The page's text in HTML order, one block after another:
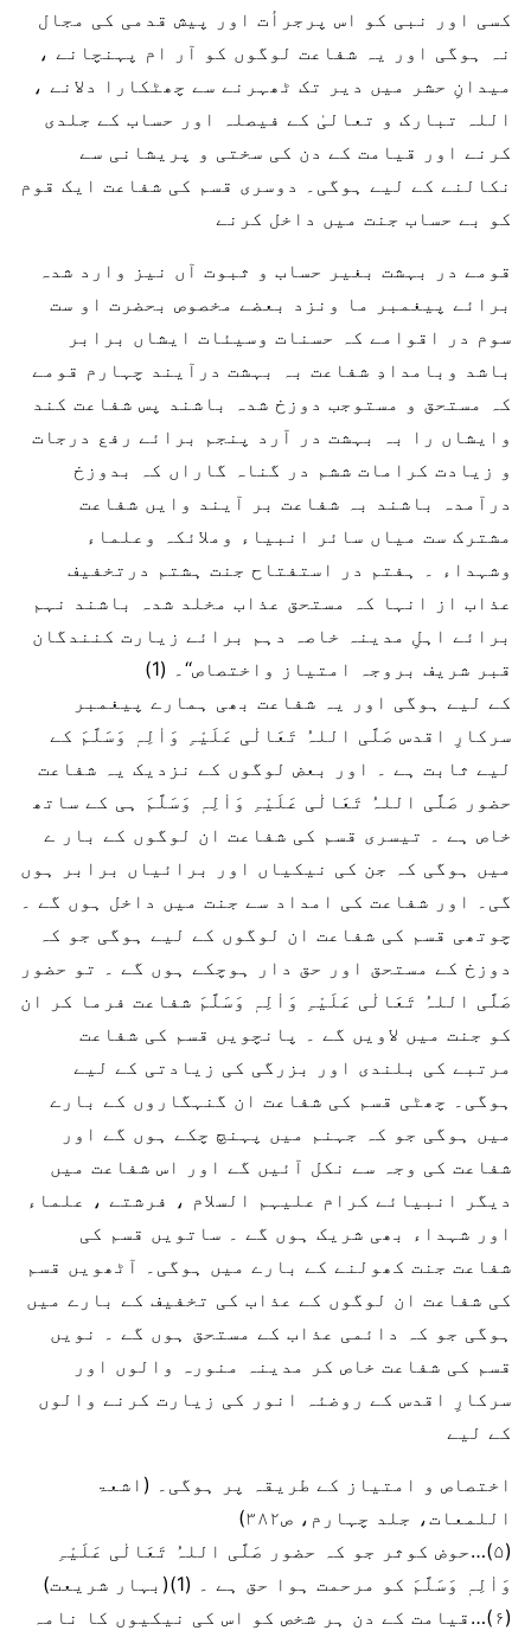
کسی اور نبی کو اس پرجرأت اور پیش قدمی کی مجال
نہ ہوگی اور یہ شفاعت لوگوں کو آر ام پہنچانے ،
میدانِ حشر میں دیر تک ٹھہرنے سے چھٹکارا دلانے ،
اللہ تبارک و تعالیٰ کے فیصلہ اور حساب کے جلدی
کرنے اور قیامت کے دن کی سختی و پریشانی سے
نکالنے کے لیے ہوگی۔ دوسری قسم کی شفاعت ایک قوم
کو بے حساب جنت میں داخل کرنے
قومے در بہشت بغیر حساب و ثبوت آں نیز وارد شدہ
برائے پیغمبر ما ونزد بعضے مخصوص بحضرت او ست
سوم در اقوامے کہ حسنات وسیئات ایشاں برابر
باشد وبامدادِ شفاعت بہ بہشت درآیند چہارم قومے
کہ مستحق و مستوجب دوزخ شدہ باشند پس شفاعت کند
وایشاں را بہ بہشت در آرد پنجم برائے رفع درجات
و زیادت کرامات ششم در گناہ گاراں کہ بدوزخ
درآمدہ باشند بہ شفاعت بر آیند وایں شفاعت
مشترک ست میاں سائر انبیاء وملائکہ وعلماء
وشہداء ۔ ہفتم در استفتاح جنت ہشتم درتخفیف
عذاب از انہا کہ مستحق عذاب مخلد شدہ باشند نہم
برائے اہلِ مدینہ خاصہ دہم برائے زیارت کنندگان
قبر شریف بروجہ امتیاز واختصاص‘‘۔ (1)
کے لیے ہوگی اور یہ شفاعت بھی ہمارے پیغمبر
سرکارِ اقدس صَلَّی اللہُ تَعَالٰی عَلَیْہِ وَاٰلِہٖ وَسَلَّمَ کے
لیے ثابت ہے ۔ اور بعض لوگوں کے نزدیک یہ شفاعت
حضور صَلَّی اللہُ تَعَالٰی عَلَیْہِ وَاٰلِہٖ وَسَلَّمَ ہی کے ساتھ
خاص ہے ۔ تیسری قسم کی شفاعت ان لوگوں کے بار ے
میں ہوگی کہ جن کی نیکیاں اور برائیاں برابر ہوں
گی۔ اور شفاعت کی امداد سے جنت میں داخل ہوں گے ۔
چوتھی قسم کی شفاعت ان لوگوں کے لیے ہوگی جو کہ
دوزخ کے مستحق اور حق دار ہوچکے ہوں گے ۔ تو حضور
صَلَّی اللہُ تَعَالٰی عَلَیْہِ وَاٰلِہٖ وَسَلَّمَ شفاعت فرما کر ان
کو جنت میں لاویں گے ۔ پانچویں قسم کی شفاعت
مرتبے کی بلندی اور بزرگی کی زیادتی کے لیے
ہوگی۔ چھٹی قسم کی شفاعت ان گنہگاروں کے بارے
میں ہوگی جو کہ جہنم میں پہنچ چکے ہوں گے اور
شفاعت کی وجہ سے نکل آئیں گے اور اس شفاعت میں
دیگر انبیائے کرام علیہم السلام ، فرشتے ، علماء
اور شہداء بھی شریک ہوں گے ۔ ساتویں قسم کی
شفاعت جنت کھولنے کے بارے میں ہوگی۔ آٹھویں قسم
کی شفاعت ان لوگوں کے عذاب کی تخفیف کے بارے میں
ہوگی جو کہ دائمی عذاب کے مستحق ہوں گے ۔ نویں
قسم کی شفاعت خاص کر مدینہ منورہ والوں اور
سرکارِ اقدس کے روضئہ انور کی زیارت کرنے والوں
کے لیے
اختصاص و امتیاز کے طریقہ پر ہوگی۔ (اشعۃ
اللمعات، جلد چہارم، ص۳۸۲)
(۵)…حوض کوثر جو کہ حضور صَلَّی اللہُ تَعَالٰی عَلَیْہِ
وَاٰلِہٖ وَسَلَّمَ کو مرحمت ہوا حق ہے ۔ (1)(بہار شریعت)
(۶)…قیامت کے دن ہر شخص کو اس کی نیکیوں کا نامہ